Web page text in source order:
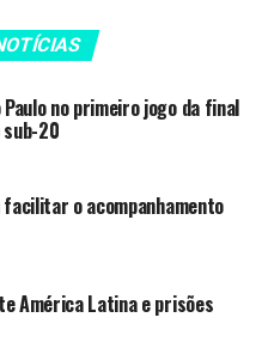
Oscar “uniu o
das quadras”
NA 5ª
BRASIL
no primeiro jogo da final
20
o acompanhamento
América Latina e prisões